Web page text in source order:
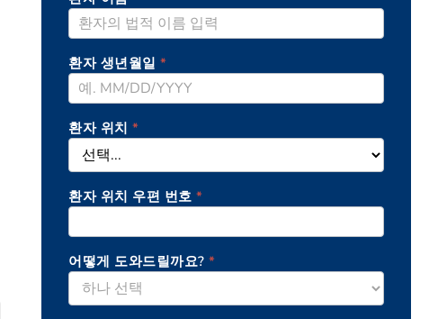
환자 생년월일*
환자 위치*
환자 위치 우편 번호*
어떻게 도와드릴까요?*